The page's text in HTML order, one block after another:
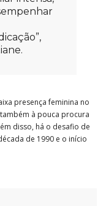
presença feminina no
à pouca procura
disso, há o desafio de
de 1990 e o início